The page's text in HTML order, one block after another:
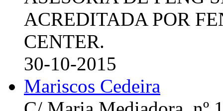
ACREDITADA POR
CENTER.
30-10-2015
Mariscos Cedeira